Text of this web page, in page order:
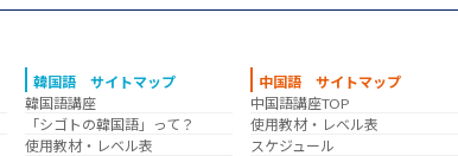
韓国語 サイトマップ
韓国語講座
「シゴトの韓国語」って？
使用教材・レベル表
中国語 サイトマップ
中国語講座TOP
使用教材・レベル表
スケジュール